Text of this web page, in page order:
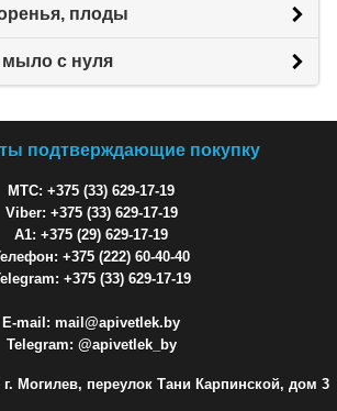
плоды
мыло с нуля
подтверждающие покупку
МТС: +375 (33) 629-17-19
Viber: +375 (33) 629-17-19
A1: +375 (29) 629-17-19
+375 (222) 60-40-40
+375 (33) 629-17-19
E-mail: mail@apivetlek.by
Telegram: @apivetlek_by
г. Могилев, переулок Тани Карпинской, дом 3